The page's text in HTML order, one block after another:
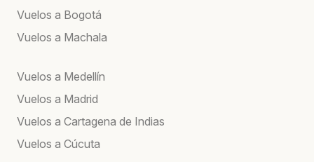
Vuelos a Bogotá
Vuelos a Machala
Vuelos a Medellín
Vuelos a Madrid
Vuelos a Cartagena de Indias
Vuelos a Cúcuta